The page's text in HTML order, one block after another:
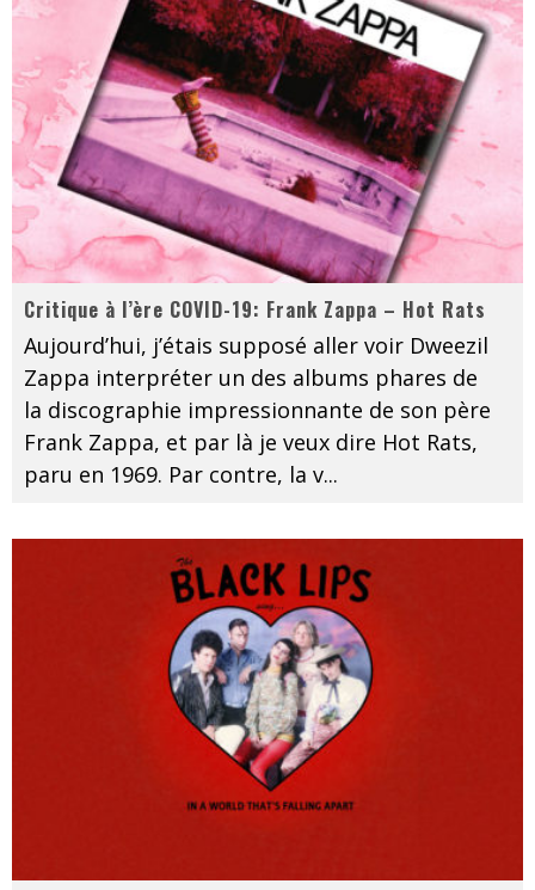
Critique à l’ère COVID-19: Frank Zappa – Hot Rats
Aujourd’hui, j’étais supposé aller voir Dweezil
Zappa interpréter un des albums phares de
la discographie impressionnante de son père
Frank Zappa, et par là je veux dire Hot Rats,
paru en 1969. Par contre, la v...